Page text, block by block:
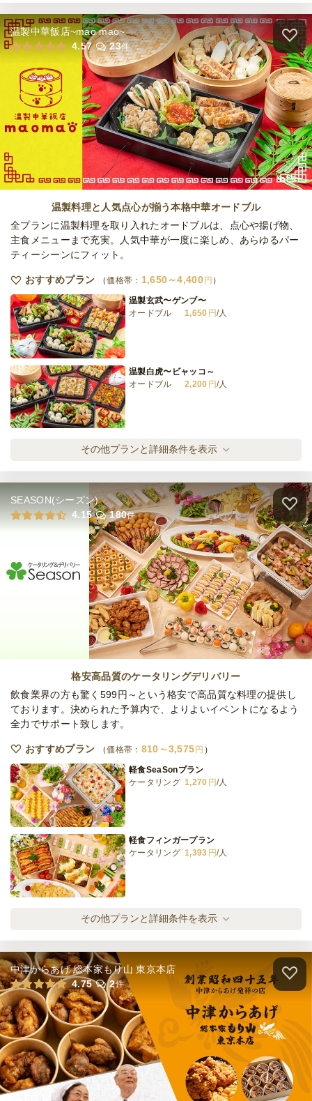
最低ご注文金額 39,000円
全てのプランを見る（3件）
ケータリング
締切
5日前18時
最低ご注文金額 40,000 円
温製中華飯店~mao mao~
4.57
23件
温製料理と人気点心が揃う本格中華オードブル
全プランに温製料理を取り入れたオードブルは、点心や揚げ物、
主食メニューまで充実。人気中華が一度に楽しめ、あらゆるパー
ティーシーンにフィット。
おすすめプラン 価格帯： 1,650～4,400 円
温製玄武〜ゲンブ〜
オードブル
1,650 円/人
温製白虎〜ビャッコ～
オードブル
2,200 円/人
温製朱雀〜スザク〜
オードブル
2,860円/人
温製青龍〜セイリュウ～
オードブル
3,630円/人
温製麒麟〜キリン〜
オードブル
4,400円/人
全てのプランを見る（5件）
締切 3日前12時
最低ご注文金額 40,000円
その他プランと詳細条件を表示
SEASON(シーズン)
4.15
180件
格安高品質のケータリングデリバリー
飲食業界の方も驚く599円～という格安で高品質な料理の提供し
ております。決められた予算内で、よりよいイベントになるよう
全力でサポート致します。
おすすめプラン 価格帯： 810～3,575円
軽食SeaSonプラン
ケータリング 1,270 円/人
軽食フィンガープラン
ケータリング 1,393 円/人
ーズン)プラン
【手まり寿司つき】リーズナブルフィンガー
プラン
ケータリング
1,749円/人
【ケーキつき】リーズナブルSeaSon(シーズ
ン)プラン
ケータリング
1,749円/人
その他プランと詳細条件を表示
中津からあげ 総本家もり山 東京本店
4.75
2件